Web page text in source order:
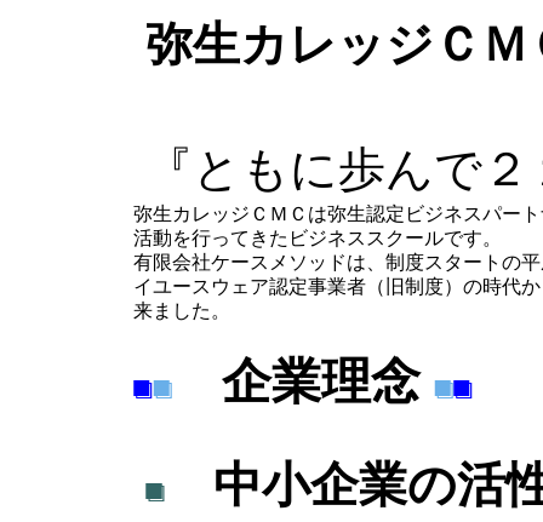
弥生カレッジＣＭ
『ともに歩んで
弥生カレッジＣＭＣは弥生認定ビジネスパー
活動を行ってきたビジネススクールです。
有限会社ケースメソッドは、制度スタートの
イユースウェア認定事業者（旧制度）の時代
来ました。
企業理念
中小企業の活